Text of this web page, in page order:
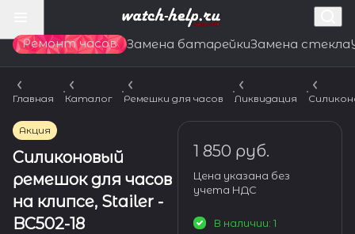
Ремонт часов Замена батарейкиЗамена стекла
Главная Каталог Ремешки для часов Ликвидация
Акция
Силиконовый
ремешок для часов
на клипсе, Stailer -
BC502-18
1 850 руб.
Цена указана без
учета НДС
В наличии: 1